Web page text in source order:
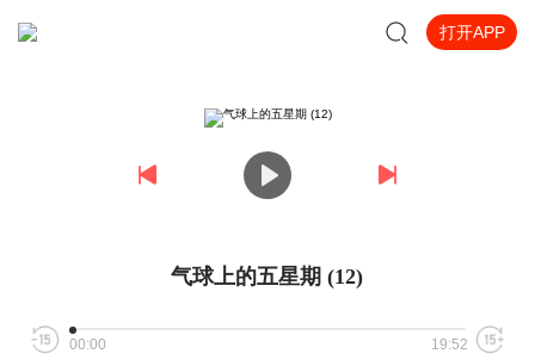
打开APP
气球上的五星期 (12)
00:00 19:52